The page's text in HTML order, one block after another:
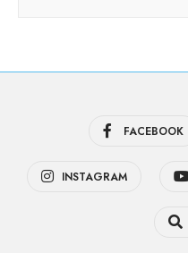
FACEBOOK
INSTAGRAM